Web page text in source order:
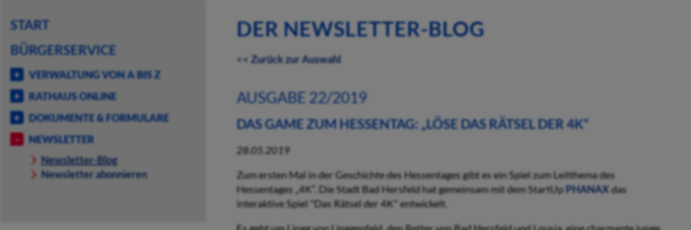
START
BÜRGERSERVICE
VERWALTUNG VON A BIS Z
RATHAUS ONLINE
DOKUMENTE & FORMULARE
NEWSLETTER
Newsletter-Blog
Newsletter abonnieren
DER NEWSLETTER-BLOG
<< Zurück zur Auswahl
AUSGABE 22/2019
DAS GAME ZUM HESSENTAG: „LÖSE DAS RÄTSEL DER 4K“
28.05.2019
Zum ersten Mal in der Geschichte des Hessentages gibt es ein Spiel zum Leitthema des
Hessentages „4K“. Die Stadt Bad Hersfeld hat gemeinsam mit dem StartUpPHANAX das
interaktive Spiel "Das Rätsel der 4K" entwickelt.